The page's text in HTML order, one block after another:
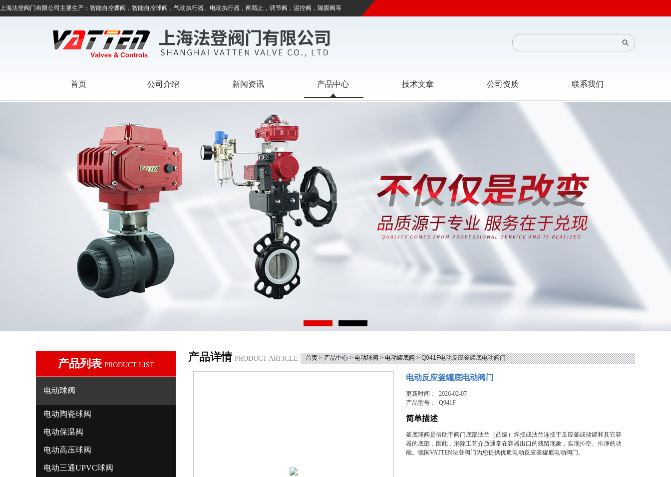
上海法登阀门有限公司主要生产：智能自控蝶阀，智能自控球阀，气动执行器、电动执行器，闸截止，调节阀，温控阀，隔膜阀等
首页 公司介绍 新闻资讯 产品中心 技术文章 公司资质 联系我们
产品列表 PRODUCT LIST
电动球阀
电动陶瓷球阀
电动保温阀
电动高压球阀
电动三通UPVC球阀
产品详情 PRODUCT ARTICLE 首页>产品中心>电动球阀>电动罐底阀> Q941F电动反应釜罐底电动阀门
电动反应釜罐底电动阀门
更新时间： 2026-02-07
产品型号：Q941F
简单描述
釜底球阀是借助于阀门底部法兰（凸缘）焊接或法兰连接于反应釜或储罐和其它容
器的底部，因此，消除工艺介质通常在容器出口的残留现象，实现排空、排净的功
能。德国VATTEN法登阀门为您提供优质电动反应釜罐底电动阀门。